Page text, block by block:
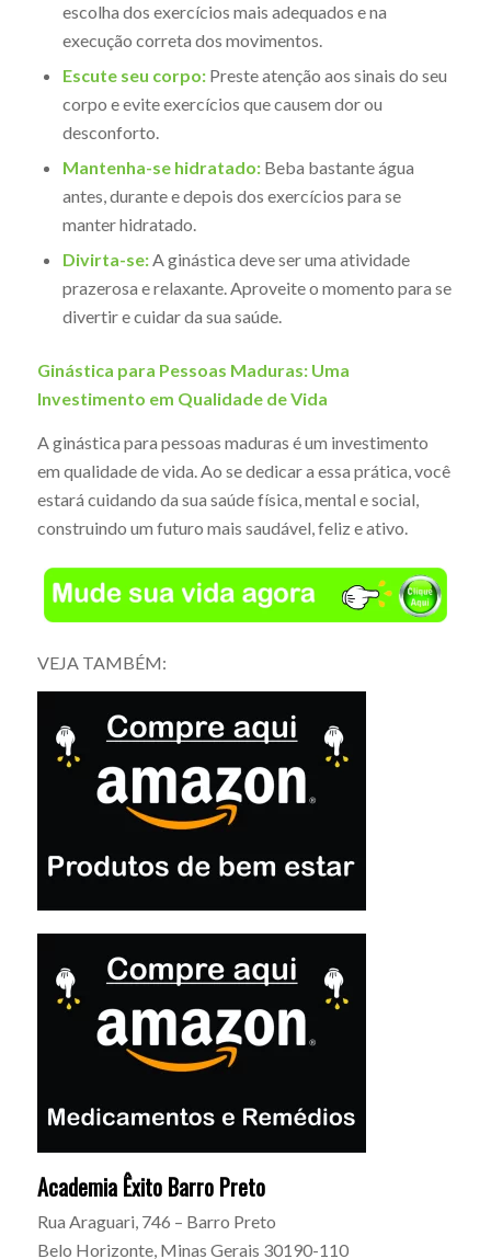
escolha dos exercícios mais adequados e na
execução correta dos movimentos.
Escute seu corpo:Preste atenção aos sinais do seu
corpo e evite exercícios que causem dor ou
desconforto.
Mantenha-se hidratado:Beba bastante água
antes, durante e depois dos exercícios para se
manter hidratado.
Divirta-se:A ginástica deve ser uma atividade
prazerosa e relaxante. Aproveite o momento para se
divertir e cuidar da sua saúde.
Ginástica para Pessoas Maduras: Uma
Investimento em Qualidade de Vida
A ginástica para pessoas maduras é um investimento
em qualidade de vida. Ao se dedicar a essa prática, você
estará cuidando da sua saúde física, mental e social,
construindo um futuro mais saudável, feliz e ativo.
VEJA TAMBÉM:
Academia Êxito Barro Preto
Rua Araguari, 746 – Barro Preto
Belo Horizonte, Minas Gerais 30190-110